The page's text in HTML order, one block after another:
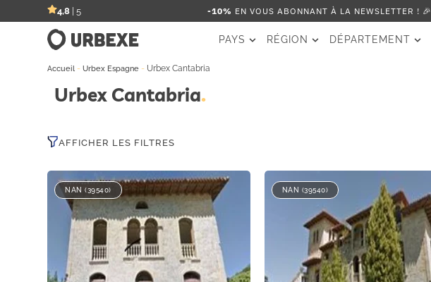
4,8 | 5 -10% EN VOUS ABONNANT À LA NEWSLETTER ! 🎉
PAYS RÉGION DÉPARTEMENT
Accueil -Urbex Espagne - Urbex Cantabria
Urbex Cantabria
AFFICHER LES FILTRES
NAN (39540) NAN (39540)